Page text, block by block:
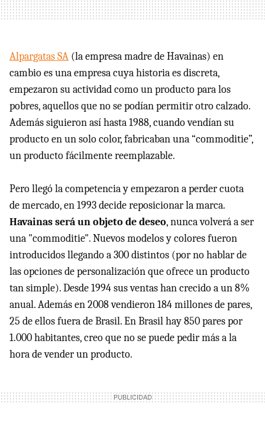
Alpargatas SA (la empresa madre de Havainas) en
cambio es una empresa cuya historia es discreta,
empezaron su actividad como un producto para los
pobres, aquellos que no se podían permitir otro calzado.
Además siguieron así hasta 1988, cuando vendían su
producto en un solo color, fabricaban una “commoditie”,
un producto fácilmente reemplazable.
Pero llegó la competencia y empezaron a perder cuota
de mercado, en 1993 decide reposicionar la marca.
Havainas será un objeto de deseo, nunca volverá a ser
una "commoditie". Nuevos modelos y colores fueron
introducidos llegando a 300 distintos (por no hablar de
las opciones de personalización que ofrece un producto
tan simple). Desde 1994 sus ventas han crecido a un 8%
anual. Además en 2008 vendieron 184 millones de pares,
25 de ellos fuera de Brasil. En Brasil hay 850 pares por
1.000 habitantes, creo que no se puede pedir más a la
hora de vender un producto.